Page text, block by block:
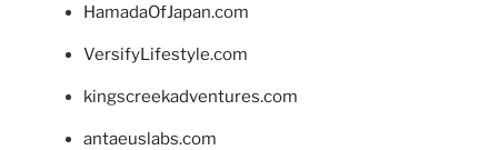
HamadaOfJapan.com
VersifyLifestyle.com
kingscreekadventures.com
antaeuslabs.com